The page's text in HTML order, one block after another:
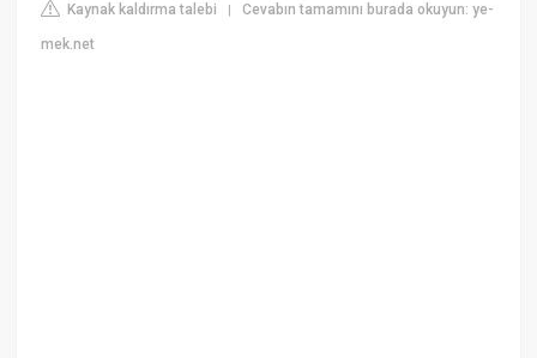
Kaynak kaldırma talebi |Cevabın tamamını burada okuyun: ye-
mek.net